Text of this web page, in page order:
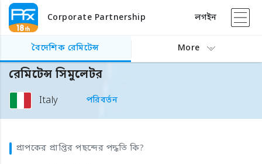
Corporate Partnership লগইন
বৈদেশিক রেমিটেন্স More
রেমিটেন্স সিমুলেটর
Italy পরিবর্তন
প্রাপকের প্রাপ্তির পছন্দের পদ্ধতি কি?